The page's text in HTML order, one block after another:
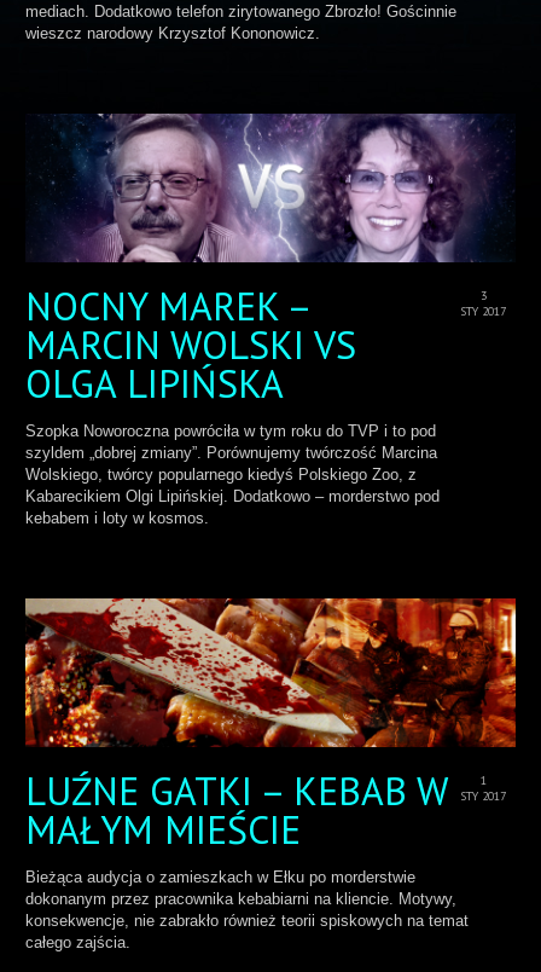
mediach. Dodatkowo telefon zirytowanego Zbrozło! Gościnnie
wieszcz narodowy Krzysztof Kononowicz.
3
STY 2017
NOCNY MAREK –
MARCIN WOLSKI VS
OLGA LIPIŃSKA
Szopka Noworoczna powróciła w tym roku do TVP i to pod
szyldem „dobrej zmiany”. Porównujemy twórczość Marcina
Wolskiego, twórcy popularnego kiedyś Polskiego Zoo, z
Kabarecikiem Olgi Lipińskiej. Dodatkowo – morderstwo pod
kebabem i loty w kosmos.
1
STY 2017
LUŹNE GATKI – KEBAB W
MAŁYM MIEŚCIE
Bieżąca audycja o zamieszkach w Ełku po morderstwie
dokonanym przez pracownika kebabiarni na kliencie. Motywy,
konsekwencje, nie zabrakło również teorii spiskowych na temat
całego zajścia.